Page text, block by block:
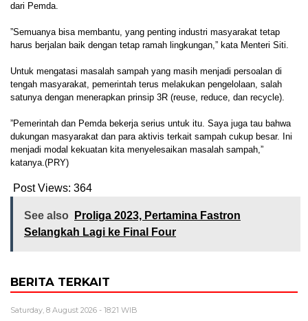
dari Pemda.
”Semuanya bisa membantu, yang penting industri masyarakat tetap
harus berjalan baik dengan tetap ramah lingkungan,” kata Menteri Siti.
Untuk mengatasi masalah sampah yang masih menjadi persoalan di
tengah masyarakat, pemerintah terus melakukan pengelolaan, salah
satunya dengan menerapkan prinsip 3R (reuse, reduce, dan recycle).
”Pemerintah dan Pemda bekerja serius untuk itu. Saya juga tau bahwa
dukungan masyarakat dan para aktivis terkait sampah cukup besar. Ini
menjadi modal kekuatan kita menyelesaikan masalah sampah,”
katanya.(PRY)
Post Views: 364
See also
Proliga 2023, Pertamina Fastron
Selangkah Lagi ke Final Four
BERITA TERKAIT
Saturday, 8 August 2026 - 18:21 WIB